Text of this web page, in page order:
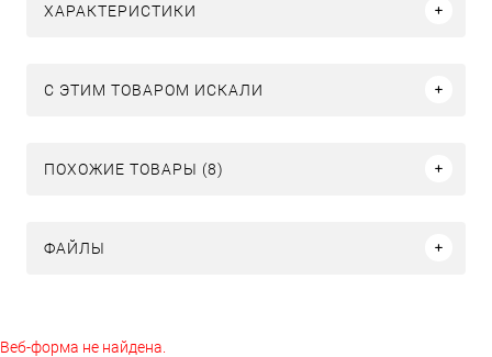
ХАРАКТЕРИСТИКИ
C ЭТИМ ТОВАРОМ ИСКАЛИ
ПОХОЖИЕ ТОВАРЫ (8)
ФАЙЛЫ
Веб-форма не найдена.